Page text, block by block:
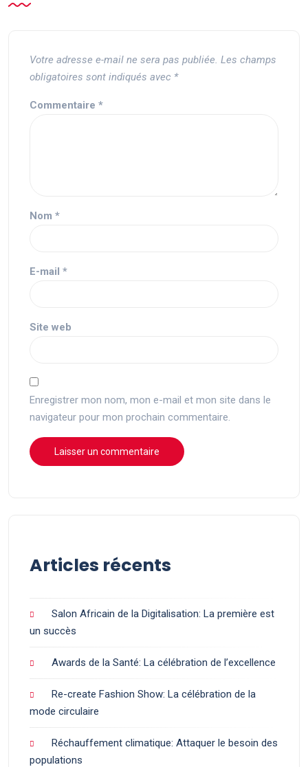
Votre adresse e-mail ne sera pas publiée. Les champs
obligatoires sont indiqués avec *
Commentaire *
Nom *
E-mail *
Site web
Enregistrer mon nom, mon e-mail et mon site dans le
navigateur pour mon prochain commentaire.
Articles récents
Salon Africain de la Digitalisation: La première est
un succès
Awards de la Santé: La célébration de l’excellence
Re-create Fashion Show: La célébration de la
mode circulaire
Réchauffement climatique: Attaquer le besoin des
populations